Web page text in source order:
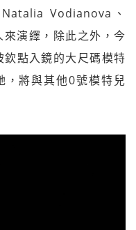
Vodianova、
演繹，除此之外，今
點入鏡的大尺碼模特
將與其他0號模特兒